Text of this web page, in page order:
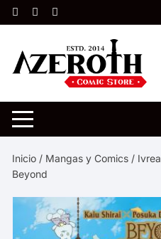
Saltar
al
Inicio / Mangas y Comics / Ivrea
Beyond